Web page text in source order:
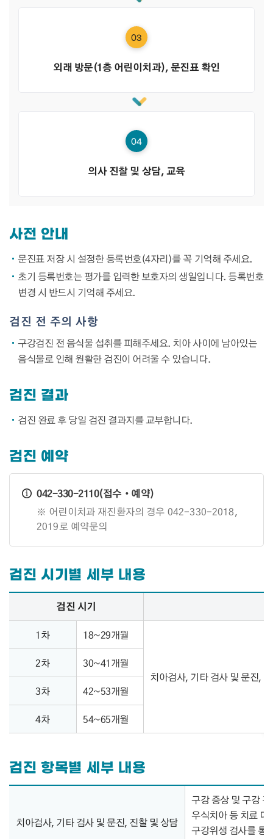
03
외래 방문(1층 어린이치과), 문진표 확인
04
의사 진찰 및 상담, 교육
사전 안내
문진표 저장 시 설정한 등록번호(4자리)를 꼭 기억해 주세요.
초기 등록번호는 평가를 입력한 보호자의 생일입니다. 등록번호
변경 시 반드시 기억해 주세요.
검진 전 주의 사항
구강검진 전 음식물 섭취를 피해주세요. 치아 사이에 남아있는
음식물로 인해 원활한 검진이 어려울 수 있습니다.
검진 결과
검진 완료 후 당일 검진 결과지를 교부합니다.
검진 예약
042-330-2110(접수‧예약)
※ 어린이치과 재진환자의 경우 042-330-2018,
2019로 예약문의
검진 시기별 세부 내용
검진 시기별 세부 내용 – 검진시기, 검진항목 정보 제공
검진 시기
1차 18~29개월
치아검사, 기타 검사 및 문진,
2차
30~41개월
3차
42~53개월
4차
54~65개월
검진 항목별 세부 내용
검진 항목별 세부 내용 – 구분, 내용 정보 제공
치아검사, 기타 검사 및 문진, 진찰 및 상담
구강 증상 및 구강
우식치아 등 치료 대
구강위생 검사를 통